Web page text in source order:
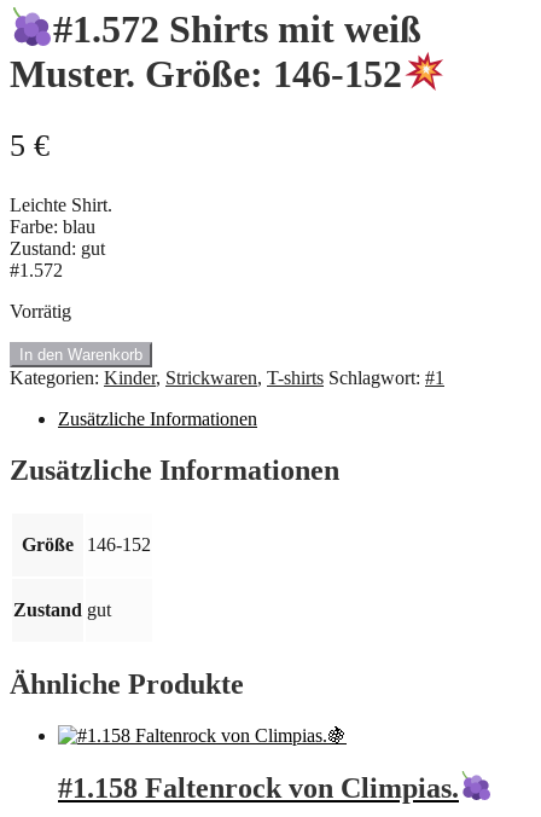
#1.572 Shirts mit weiß
Muster. Größe: 146-152
5 €
Leichte Shirt.
Farbe: blau
Zustand: gut
#1.572
Vorrätig
#1.572
Muster.
Größe:
In den Warenkorb
Kategorien: Kinder, Strickwaren, T-shirts Schlagwort: #1
Zusätzliche Informationen
Zusätzliche Informationen
Größe 146-152
Zustand gut
Ähnliche Produkte
#1.158 Faltenrock von Climpias.